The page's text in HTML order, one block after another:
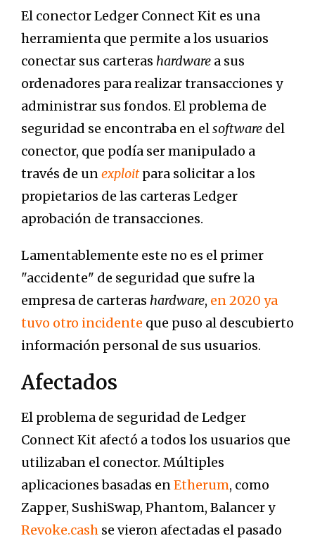
El conector Ledger Connect Kit es una
herramienta que permite a los usuarios
conectar sus carteras hardware a sus
ordenadores para realizar transacciones y
administrar sus fondos. El problema de
seguridad se encontraba en el software del
conector, que podía ser manipulado a
través de un exploitpara solicitar a los
propietarios de las carteras Ledger
aprobación de transacciones.
Lamentablemente este no es el primer
"accidente" de seguridad que sufre la
empresa de carteras hardware, en 2020 ya
tuvo otro incidente que puso al descubierto
información personal de sus usuarios.
Afectados
El problema de seguridad de Ledger
Connect Kit afectó a todos los usuarios que
utilizaban el conector. Múltiples
aplicaciones basadas en Etherum, como
Zapper, SushiSwap, Phantom, Balancer y
Revoke.cash se vieron afectadas el pasado